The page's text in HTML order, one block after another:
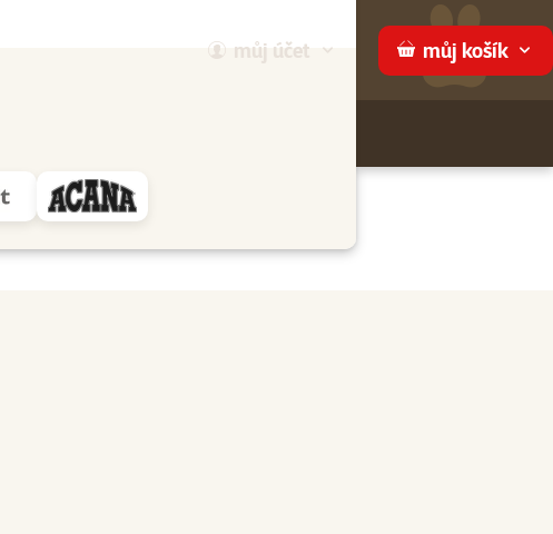
můj účet můj košík